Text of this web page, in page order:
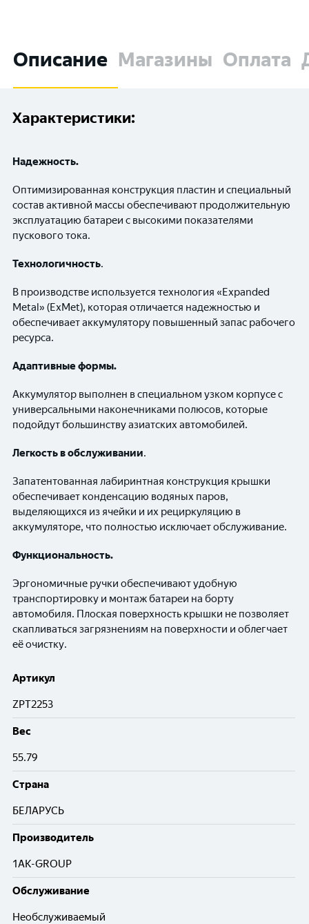
Описание Магазины Оплата
Характеристики:
Надежность.
Оптимизированная конструкция пластин и специальный
состав активной массы обеспечивают продолжительную
эксплуатацию батареи с высокими показателями
пускового тока.
Технологичность.
В производстве используется технология «Expanded
Metal» (ExMet), которая отличается надежностью и
обеспечивает аккумулятору повышенный запас рабочего
ресурса.
Адаптивные формы.
Аккумулятор выполнен в специальном узком корпусе с
универсальными наконечниками полюсов, которые
подойдут большинству азиатских автомобилей.
Легкость в обслуживании.
Запатентованная лабиринтная конструкция крышки
обеспечивает конденсацию водяных паров,
выделяющихся из ячейки и их рециркуляцию в
аккумуляторе, что полностью исключает обслуживание.
Функциональность.
Эргономичные ручки обеспечивают удобную
транспортировку и монтаж батареи на борту
автомобиля. Плоская поверхность крышки не позволяет
скапливаться загрязнениям на поверхности и облегчает
её очистку.
Артикул
ZPT2253
Вес
55.79
Cтрана
БЕЛАРУСЬ
Производитель
1AK-GROUP
Обслуживание
Необслуживаемый